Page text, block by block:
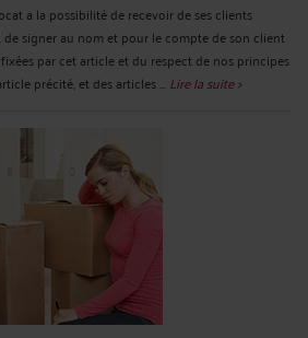
a la possibilité de recevoir de ses clients
signer au nom et pour le compte de son client
par cet article et du respect de nos principes
précité, et des articles ... Lire la suite >